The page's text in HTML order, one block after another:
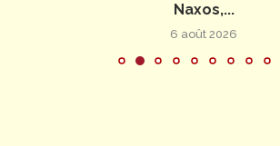
Naxos,...
6 août 2026